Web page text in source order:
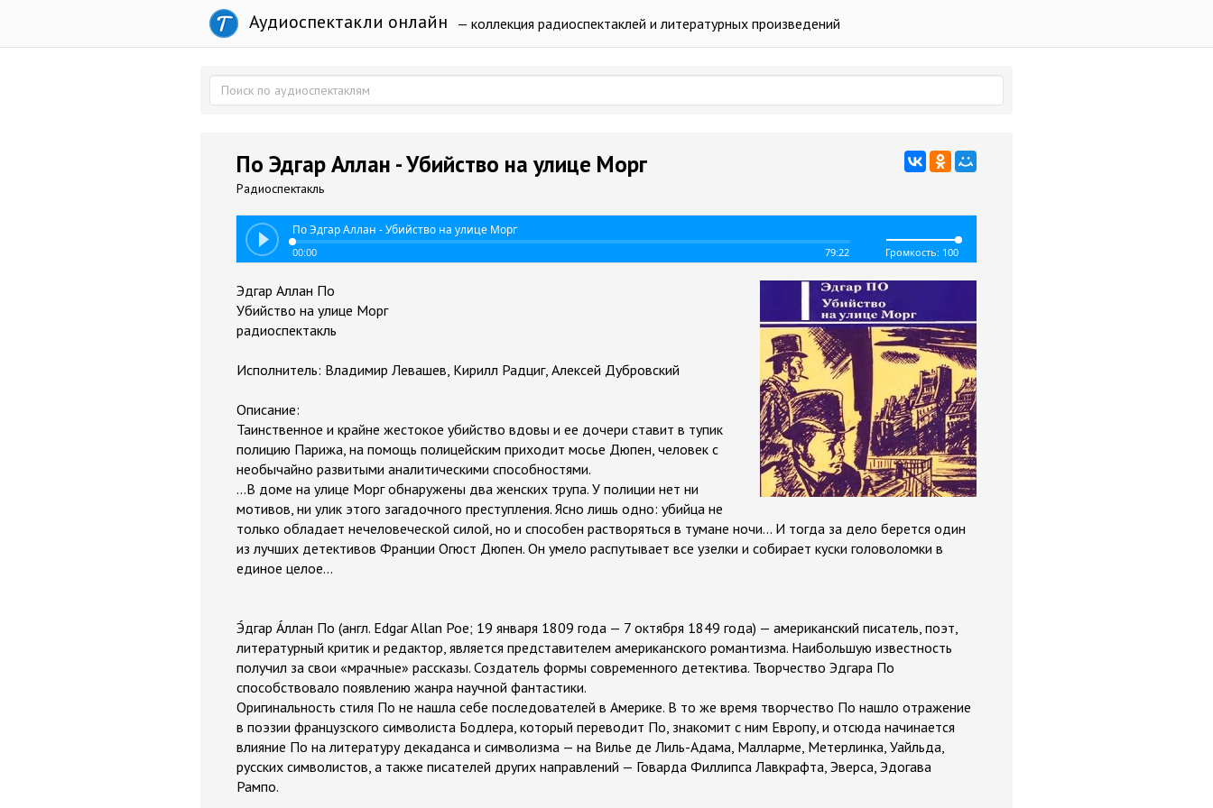
Аудиоспектакли онлайн — коллекция радиоспектаклей и литературных произведений
По Эдгар Аллан - Убийство на улице Морг
Радиоспектакль
По Эдгар Аллан - Убийство на улице Морг
00:00 79:22 Громкость: 100
Эдгар Аллан По
Убийство на улице Морг
радиоспектакль
Исполнитель: Владимир Левашев, Кирилл Радциг, Алексей Дубровский
Описание:
Таинственное и крайне жестокое убийство вдовы и ее дочери ставит в тупик
полицию Парижа, на помощь полицейским приходит мосье Дюпен, человек с
необычайно развитыми аналитическими способностями.
...В доме на улице Морг обнаружены два женских трупа. У полиции нет ни
мотивов, ни улик этого загадочного преступления. Ясно лишь одно: убийца не
только обладает нечеловеческой силой, но и способен растворяться в тумане ночи... И тогда за дело берется один
из лучших детективов Франции Огюст Дюпен. Он умело распутывает все узелки и собирает куски головоломки в
единое целое...
Э́дгар А́ллан По (англ. Edgar Allan Poe; 19 января 1809 года — 7 октября 1849 года) — американский писатель, поэт,
литературный критик и редактор, является представителем американского романтизма. Наибольшую известность
получил за свои «мрачные» рассказы. Создатель формы современного детектива. Творчество Эдгара По
способствовало появлению жанра научной фантастики.
Оригинальность стиля По не нашла себе последователей в Америке. В то же время творчество По нашло отражение
в поэзии французского символиста Бодлера, который переводит По, знакомит с ним Европу, и отсюда начинается
влияние По на литературу декаданса и символизма — на Вилье де Лиль-Адама, Малларме, Метерлинка, Уайльда,
русских символистов, а также писателей других направлений — Говарда Филлипса Лавкрафта, Эверса, Эдогава
Рампо.